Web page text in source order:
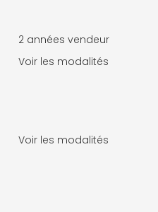
2 années vendeur
Voir les modalités
Voir les modalités